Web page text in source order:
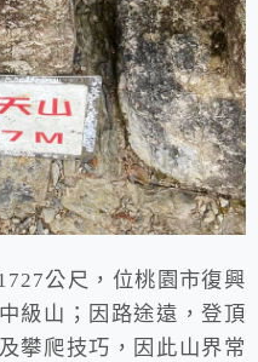
公尺，位桃園市復興
級山；因路途遠，登頂
攀爬技巧，因此山界常